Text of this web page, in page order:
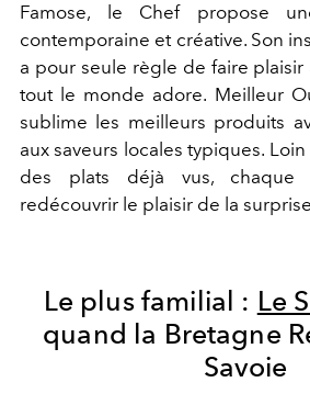
Famose, le Chef propose
contemporaine et créative. Son
a pour seule règle de faire
tout le monde adore. Meilleur
sublime les meilleurs produits
aux saveurs locales typiques.
des plats déjà vus, chaque
redécouvrir le plaisir de la
Le plus familial : Le
quand la Bretagne
Savoie